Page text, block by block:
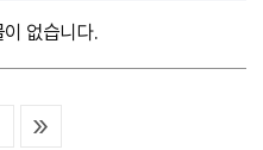
없습니다.